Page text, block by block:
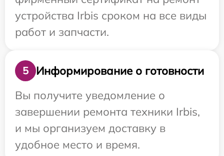
устройства Irbis сроком на все виды
работ и запчасти.
5
Информирование о готовности
Вы получите уведомление о
завершении ремонта техники Irbis,
и мы организуем доставку в
удобное место и время.